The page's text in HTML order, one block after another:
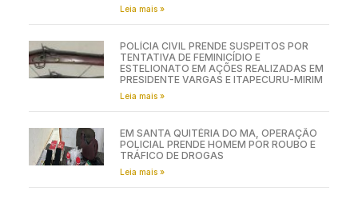
Leia mais »
POLÍCIA CIVIL PRENDE SUSPEITOS POR
TENTATIVA DE FEMINICÍDIO E
ESTELIONATO EM AÇÕES REALIZADAS EM
PRESIDENTE VARGAS E ITAPECURU-MIRIM
Leia mais »
EM SANTA QUITÉRIA DO MA, OPERAÇÃO
POLICIAL PRENDE HOMEM POR ROUBO E
TRÁFICO DE DROGAS
Leia mais »